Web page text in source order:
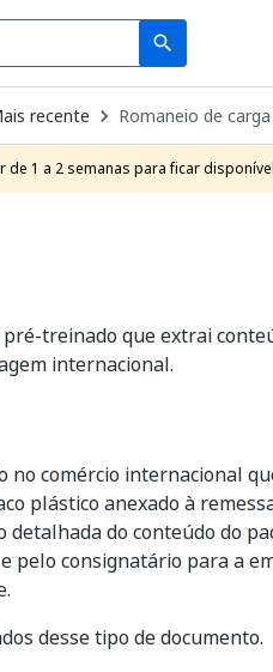
search
Search
recente Romaneio de
1 a 2 semanas para ficar
pré-treinado que extrai
internacional.
no comércio internacional
plástico anexado à
do conteúdo do
pelo consignatário para a
desse tipo de documento.